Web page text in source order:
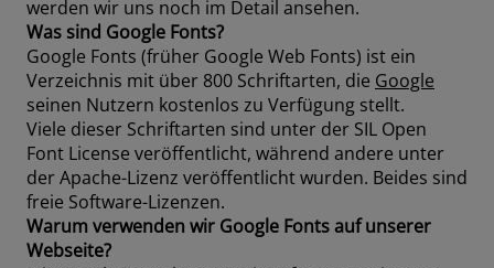
werden wir uns noch im Detail ansehen.
Was sind Google Fonts?
Google Fonts (früher Google Web Fonts) ist ein
Verzeichnis mit über 800 Schriftarten, die Google
seinen Nutzern kostenlos zu Verfügung stellt.
Viele dieser Schriftarten sind unter der SIL Open
Font License veröffentlicht, während andere unter
der Apache-Lizenz veröffentlicht wurden. Beides sind
freie Software-Lizenzen.
Warum verwenden wir Google Fonts auf unserer
Webseite?